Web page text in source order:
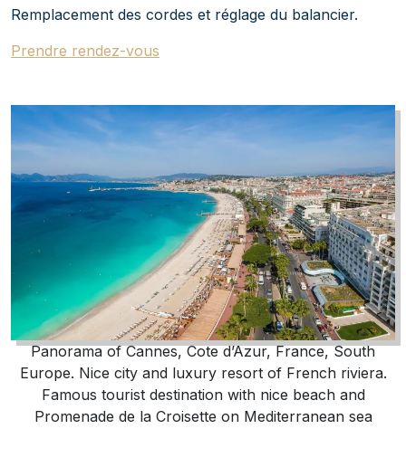
Remplacement des cordes et réglage du balancier.
Prendre rendez-vous
Panorama of Cannes, Cote d’Azur, France, South
Europe. Nice city and luxury resort of French riviera.
Famous tourist destination with nice beach and
Promenade de la Croisette on Mediterranean sea